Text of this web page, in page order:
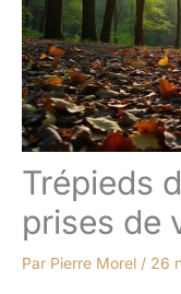
Trépieds
prises de
Par Pierre Morel / 26